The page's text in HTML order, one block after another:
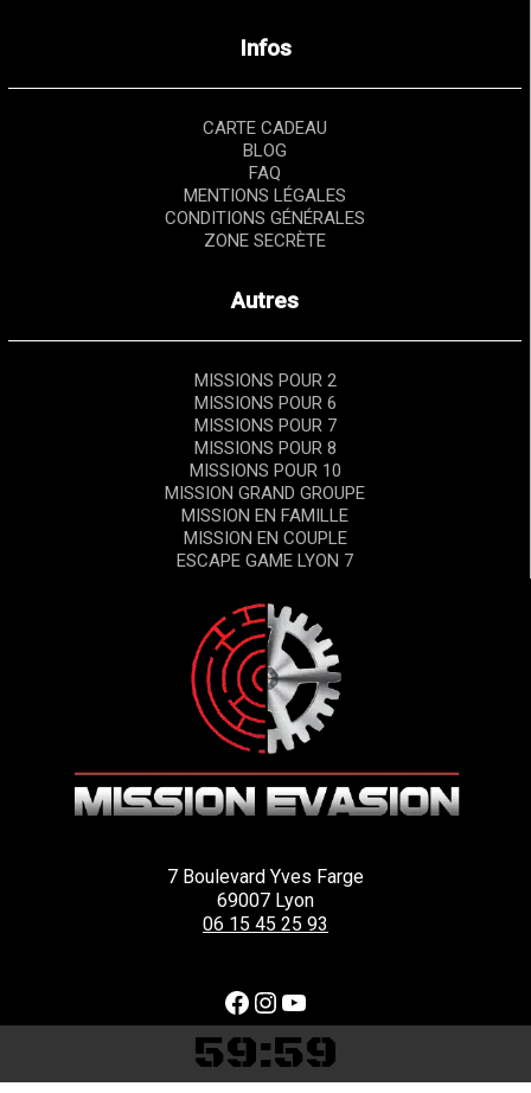
Infos
CARTE CADEAU
BLOG
FAQ
MENTIONS LÉGALES
CONDITIONS GÉNÉRALES
ZONE SECRÈTE
Autres
MISSIONS POUR 2
MISSIONS POUR 6
MISSIONS POUR 7
MISSIONS POUR 8
MISSIONS POUR 10
MISSION GRAND GROUPE
MISSION EN FAMILLE
MISSION EN COUPLE
ESCAPE GAME LYON 7
7 Boulevard Yves Farge
69007 Lyon
06 15 45 25 93
Facebook InstagramYouTube
59:59